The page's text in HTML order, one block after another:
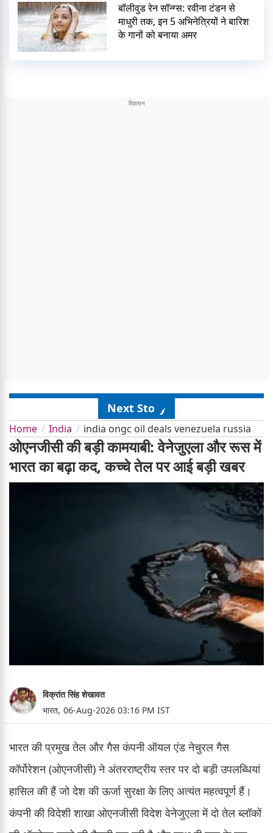
बॉलीवुड रेन सॉन्ग्स: रवीना टंडन से
माधुरी तक, इन 5 अभिनेत्रियों ने बारिश
के गानों को बनाया अमर
Next Story
Home India india ongc oil deals venezuela russia
ओएनजीसी की बड़ी कामयाबी: वेनेजुएला और रूस में
भारत का बढ़ा कद, कच्चे तेल पर आई बड़ी खबर
विक्रांत सिंह शेखावत
भारत, 06-Aug-2026 03:16 PM IST
भारत की प्रमुख तेल और गैस कंपनी ऑयल एंड नेचुरल गैस
कॉर्पोरेशन (ओएनजीसी) ने अंतरराष्ट्रीय स्तर पर दो बड़ी उपलब्धियां
हासिल की हैं जो देश की ऊर्जा सुरक्षा के लिए अत्यंत महत्वपूर्ण हैं।
कंपनी की विदेशी शाखा ओएनजीसी विदेश वेनेजुएला में दो तेल ब्लॉकों